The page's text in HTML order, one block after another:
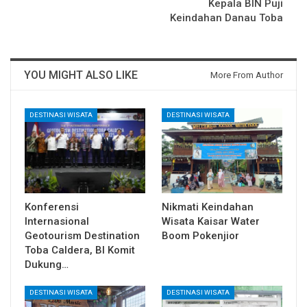
Kepala BIN Puji
Keindahan Danau Toba
YOU MIGHT ALSO LIKE More From Author
DESTINASI WISATA
Konferensi
Internasional
Geotourism Destination
Toba Caldera, BI Komit
Dukung…
DESTINASI WISATA
Nikmati Keindahan
Wisata Kaisar Water
Boom Pokenjior
DESTINASI WISATA DESTINASI WISATA